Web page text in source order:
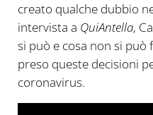
creato qualche dubbio
intervista a QuiAntella,
si può e cosa non si può
preso queste decisioni
coronavirus.